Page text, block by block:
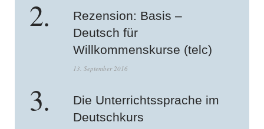
Rezension: Basis –
Deutsch für
Willkommenskurse (telc)
13. September 2016
Die Unterrichtssprache im
Deutschkurs